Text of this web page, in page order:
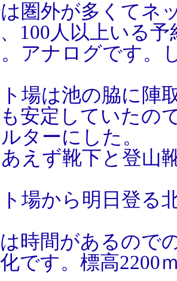
圏外が多くてネ
100人以上いる
。アナログです
場は池の脇に陣
安定していたの
ターにした。
えず靴下と登山
場から明日登る
時間があるので
です。標高2200